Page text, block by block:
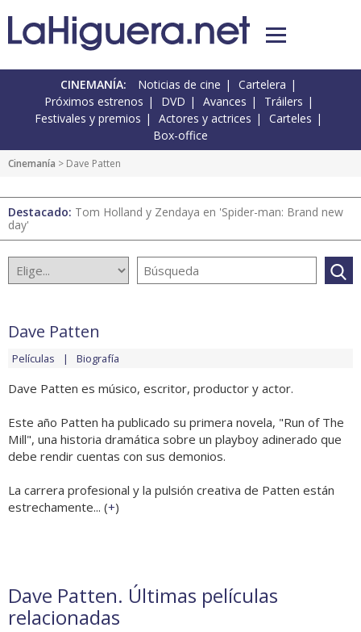
CINEMANÍA: Noticias de cine
Cartelera
Próximos estrenos
DVD Avances
Tráilers
Festivales y premios
Actores y actrices
Carteles
Box-office
Cinemanía > Dave Patten
Destacado: Tom Holland y Zendaya en 'Spider-man: Brand new
day'
Dave Patten
Películas Biografía
Dave Patten es músico, escritor, productor y actor.
Este año Patten ha publicado su primera novela, "Run of The
Mill", una historia dramática sobre un playboy adinerado que
debe rendir cuentas con sus demonios.
La carrera profesional y la pulsión creativa de Patten están
estrechamente... (+)
Dave Patten. Últimas películas
relacionadas